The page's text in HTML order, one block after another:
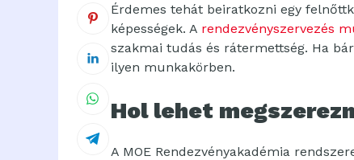
Érdemes tehát beiratkozni egy
képességek. A rendezvényszervezés
szakmai tudás és rátermettség. Ha
ilyen munkakörben.
Hol lehet
A MOE Rendezvényakadémia